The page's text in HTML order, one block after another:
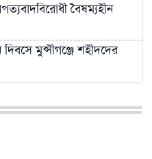
বৈষম্যহীন
মুন্সীগঞ্জে শহীদদের